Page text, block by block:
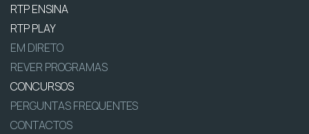
RTP ENSINA
RTP PLAY
EM DIRETO
REVER PROGRAMAS
CONCURSOS
PERGUNTAS FREQUENTES
CONTACTOS